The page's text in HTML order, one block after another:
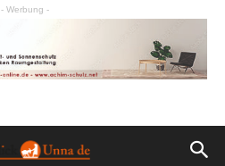
- Werbung -